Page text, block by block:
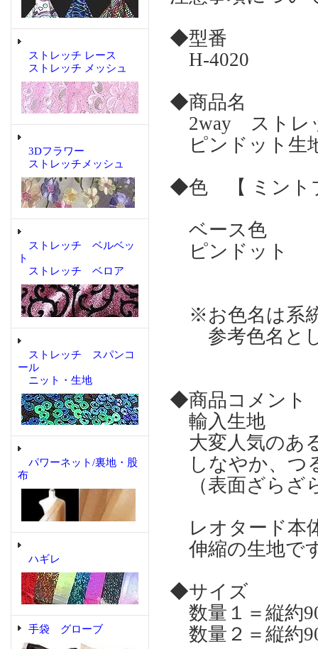
ストレッチ レース
ストレッチ メッシュ
3Dフラワー
ストレッチメッシュ
ストレッチ ベルベッ
ト
ストレッチ ベロア
ストレッチ スパンコ
ール
ニット・生地
パワーネット/裏地・股
布
ハギレ
手袋 グローブ
◆型番
H-4020
◆商品名
2way スト
ピンドット
◆色 【 ミント
ベース色
ピンドット
※お色名は系
参考色名とし
◆商品コメント
輸入生地
大変人気のあ
しなやか、つ
（表面ざらざ
レオタード本
伸縮の生地で
◆サイズ
数量１＝縦約
数量２＝縦約